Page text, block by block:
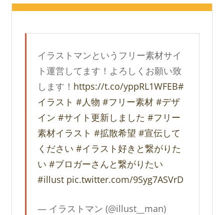
イラストマンというフリー素材サイ
ト運営してます！よろしくお願い致
します！ https://t.co/yppRL1WFEB#
イラスト #人物 #フリー素材 #デザ
イン #サイト更新しました #フリー
素材イラスト #拡散希望 #宣伝して
ください #イラスト好きと繋がりた
い #ブロガーさんと繋がりたい
#illust pic.twitter.com/9Syg7ASVrD
— イラストマン (@illust__man)